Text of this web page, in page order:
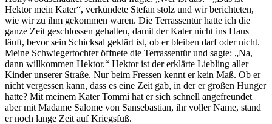
Hektor mein Kater , verkündete Stefan stolz und wir berichteten,
wie wir zu ihm gekommen waren. Die Terrassentür hatte ich die
ganze Zeit geschlossen gehalten, damit der Kater nicht ins Haus
läuft, bevor sein Schicksal geklärt ist, ob er bleiben darf oder nicht.
Meine Schwiegertochter öffnete die Terrassentür und sagte:
Na,
dann willkommen Hektor.
Hektor ist der erklärte Liebling aller
Kinder unserer Straße. Nur beim Fressen kennt er kein Maß. Ob er
nicht vergessen kann, dass es eine Zeit gab, in der er großen Hunger
hatte? Mit meinem Kater Tommi hat er sich schnell angefreundet
aber mit Madame Salome von Sansebastian, ihr voller Name, stand
er noch lange Zeit auf Kriegsfuß.